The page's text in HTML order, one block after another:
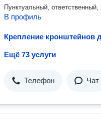
Пунктуальный,
В профиль
Ещё 73 услуги
Телефон Чат